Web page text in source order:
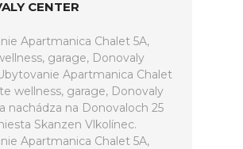
CENTER
Apartmanica Chalet 5A,
garage, Donovaly
Apartmanica Chalet
wellness, garage, Donovaly
nachádza na Donovaloch 25
Skanzen Vlkolínec.
Apartmanica Chalet 5A,